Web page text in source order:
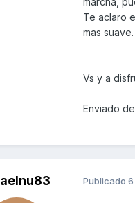
Te aclaro
mas suave.
Vs y a
Enviado
Publicado 6